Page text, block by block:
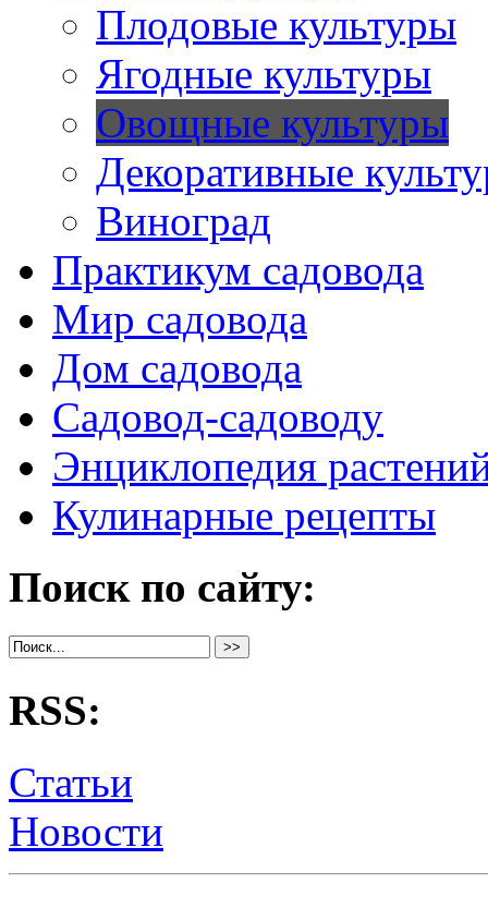
Плодовые культуры
Ягодные культуры
Овощные культуры
Декоративные
Виноград
Практикум садовода
Мир садовода
Дом садовода
Садовод-садоводу
Энциклопедия
Кулинарные рецепты
Поиск по сайту:
RSS:
Статьи
Новости